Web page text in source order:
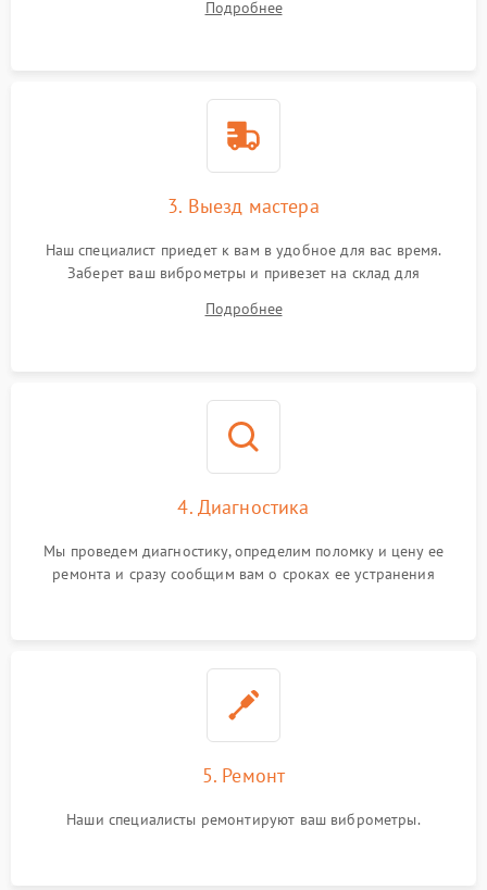
Подробнее
3. Выезд мастера
Наш специалист приедет к вам в удобное для вас время.
Заберет ваш виброметры и привезет на склад для
Подробнее
4. Диагностика
Мы проведем диагностику, определим поломку и цену ее
ремонта и сразу сообщим вам о сроках ее устранения
5. Ремонт
Наши специалисты ремонтируют ваш виброметры.